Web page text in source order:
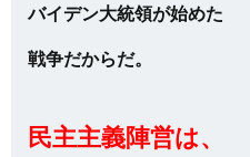
バイデン大統領が始めた
戦争だからだ。
民主主義陣営は、